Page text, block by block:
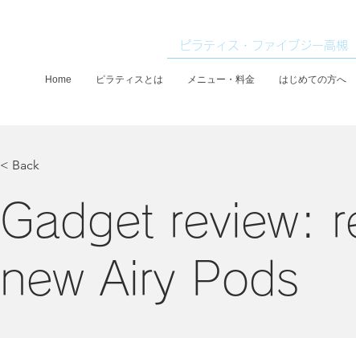
ピラティス・ファイブジー高槻
Home ピラティスとは メニュー・料金 はじめての方へ
< Back
Gadget review:
new Airy Pods